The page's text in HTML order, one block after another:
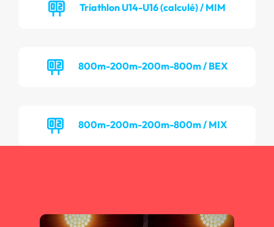
Triathlon U14-U16 (calculé) / MIM
800m-200m-200m-800m / BEX
800m-200m-200m-800m / MIX